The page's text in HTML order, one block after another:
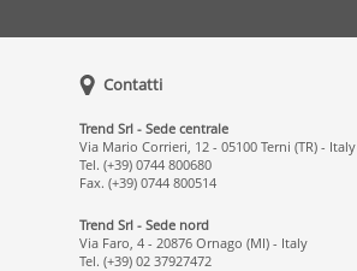
Contatti
Trend Srl - Sede centrale
Via Mario Corrieri, 12 - 05100 Terni (TR) - Italy
Tel. (+39) 0744 800680
Fax. (+39) 0744 800514
Trend Srl - Sede nord
Via Faro, 4 - 20876 Ornago (MI) - Italy
Tel. (+39) 02 37927472